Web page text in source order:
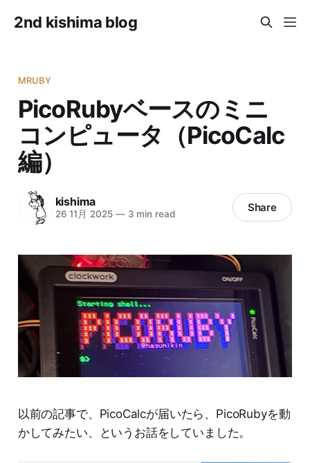
2nd kishima blog
MRUBY
PicoRubyベースのミニ
コンピュータ（PicoCalc
編）
kishima
26 11月 2025 —3 min read Share
以前の記事で、PicoCalcが届いたら、PicoRubyを動
かしてみたい、というお話をしていました。